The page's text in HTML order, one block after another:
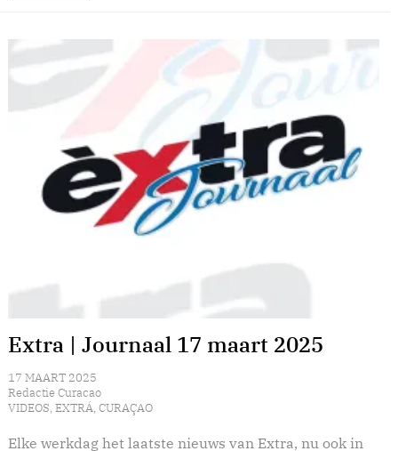
Extra | Journaal 17 maart 2025
17 MAART 2025
Redactie Curacao
VIDEOS, EXTRÁ, CURAÇAO
Elke werkdag het laatste nieuws van Extra, nu ook in